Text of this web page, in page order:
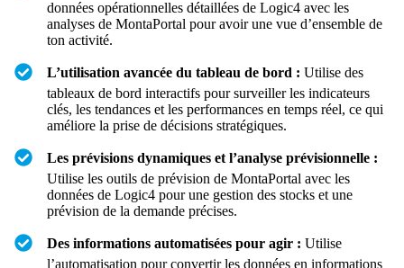
données opérationnelles détaillées de Logic4 avec les
analyses de MontaPortal pour avoir une vue d’ensemble de
ton activité.
L’utilisation avancée du tableau de bord : Utilise des
tableaux de bord interactifs pour surveiller les indicateurs
clés, les tendances et les performances en temps réel, ce qui
améliore la prise de décisions stratégiques.
Les prévisions dynamiques et l’analyse prévisionnelle :
Utilise les outils de prévision de MontaPortal avec les
données de Logic4 pour une gestion des stocks et une
prévision de la demande précises.
Des informations automatisées pour agir : Utilise
l’automatisation pour convertir les données en informations